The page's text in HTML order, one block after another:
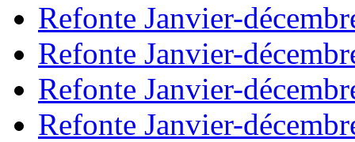
Refonte Janvier-
Refonte Janvier-
Refonte Janvier-
Refonte Janvier-